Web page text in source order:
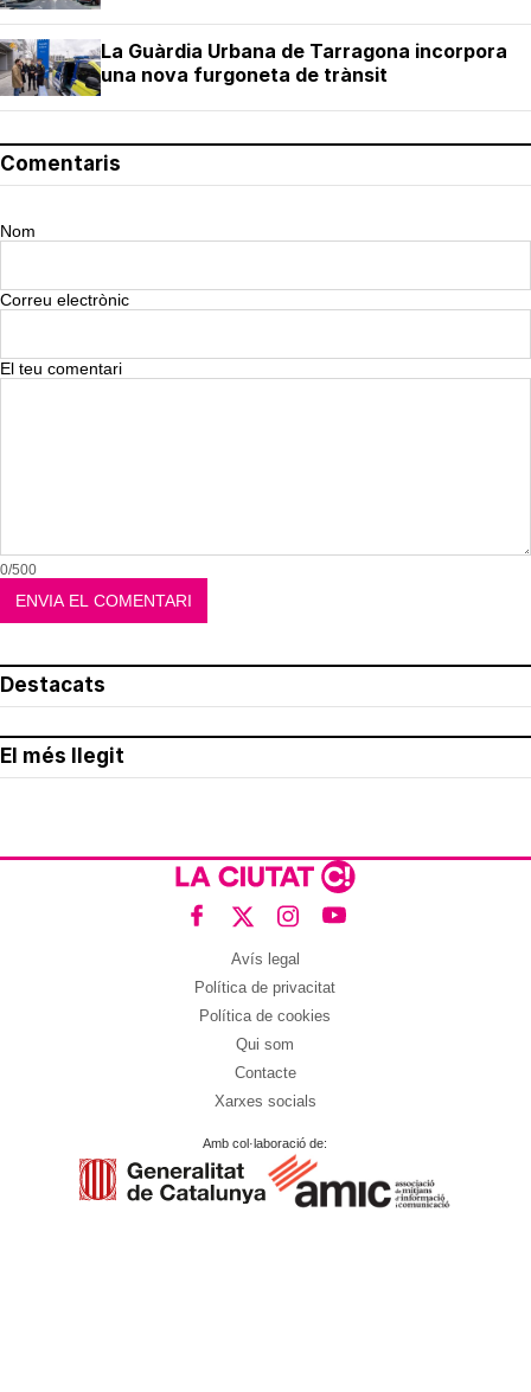
La Guàrdia Urbana de Tarragona incorpora
una nova furgoneta de trànsit
Comentaris
Nom
Correu electrònic
El teu comentari
0/500
Destacats
El més llegit
Avís legal
Política de privacitat
Política de cookies
Qui som
Contacte
Xarxes socials
Amb col·laboració de: